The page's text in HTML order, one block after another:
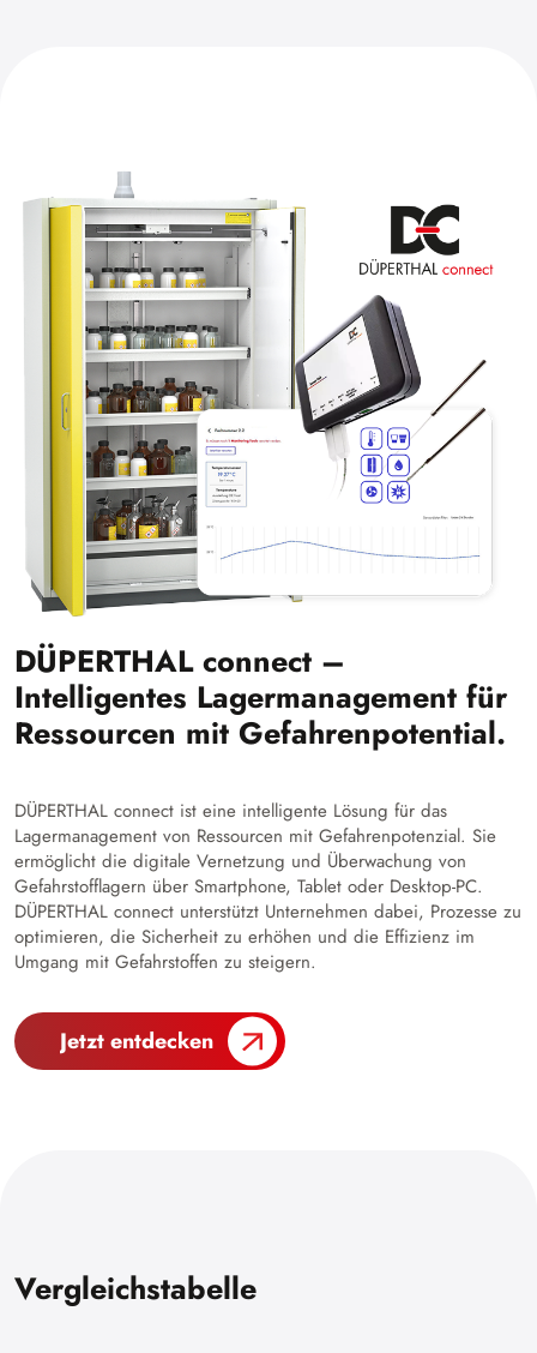
DÜPERTHAL connect –
Intelligentes Lagermanagement für
Ressourcen mit Gefahrenpotential.
DÜPERTHAL connect ist eine intelligente Lösung für das
Lagermanagement von Ressourcen mit Gefahrenpotenzial. Sie
ermöglicht die digitale Vernetzung und Überwachung von
Gefahrstofflagern über Smartphone, Tablet oder Desktop-PC.
DÜPERTHAL connect unterstützt Unternehmen dabei, Prozesse zu
optimieren, die Sicherheit zu erhöhen und die Effizienz im
Umgang mit Gefahrstoffen zu steigern.
Jetzt entdecken
Vergleichstabelle